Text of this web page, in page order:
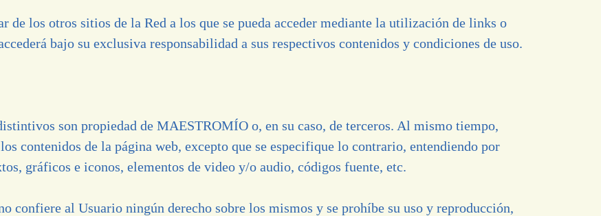
los otros sitios de la Red a los que se pueda acceder mediante la utilización de links o
bajo su exclusiva responsabilidad a sus respectivos contenidos y condiciones de uso.
son propiedad de MAESTROMÍO o, en su caso, de terceros. Al mismo tiempo,
contenidos de la página web, excepto que se especifique lo contrario, entendiendo por
gráficos e iconos, elementos de video y/o audio, códigos fuente, etc.
confiere al Usuario ningún derecho sobre los mismos y se prohíbe su uso y reproducción,